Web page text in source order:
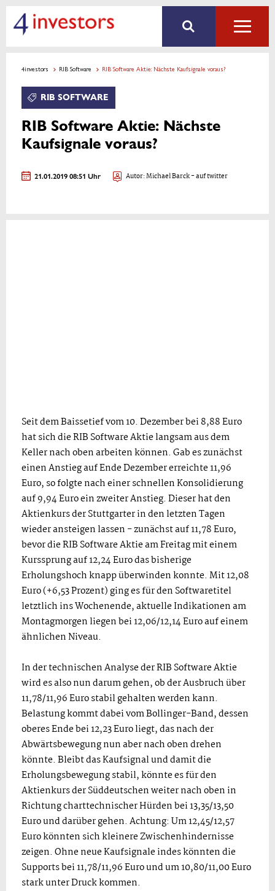
4investors RIB Software RIB Software Aktie: Nächste Kaufsignale voraus?
RIB SOFTWARE
RIB Software Aktie: Nächste
Kaufsignale voraus?
21.01.2019 08:51 Uhr Autor:Michael Barck- auf twitter
Seit dem Baissetief vom 10. Dezember bei 8,88 Euro
hat sich die RIB Software Aktie langsam aus dem
Keller nach oben arbeiten können. Gab es zunächst
einen Anstieg auf Ende Dezember erreichte 11,96
Euro, so folgte nach einer schnellen Konsolidierung
auf 9,94 Euro ein zweiter Anstieg. Dieser hat den
Aktienkurs der Stuttgarter in den letzten Tagen
wieder ansteigen lassen - zunächst auf 11,78 Euro,
bevor die RIB Software Aktie am Freitag mit einem
Kurssprung auf 12,24 Euro das bisherige
Erholungshoch knapp überwinden konnte. Mit 12,08
Euro (+6,53 Prozent) ging es für den Softwaretitel
letztlich ins Wochenende, aktuelle Indikationen am
Montagmorgen liegen bei 12,06/12,14 Euro auf einem
ähnlichen Niveau.
In der technischen Analyse der RIB Software Aktie
wird es also nun darum gehen, ob der Ausbruch über
11,78/11,96 Euro stabil gehalten werden kann.
Belastung kommt dabei vom Bollinger-Band, dessen
oberes Ende bei 12,23 Euro liegt, das nach der
Abwärtsbewegung nun aber nach oben drehen
könnte. Bleibt das Kaufsignal und damit die
Erholungsbewegung stabil, könnte es für den
Aktienkurs der Süddeutschen weiter nach oben in
Richtung charttechnischer Hürden bei 13,35/13,50
Euro und darüber gehen. Achtung: Um 12,45/12,57
Euro könnten sich kleinere Zwischenhindernisse
zeigen. Ohne neue Kaufsignale indes könnten die
Supports bei 11,78/11,96 Euro und um 10,80/11,00 Euro
stark unter Druck kommen.